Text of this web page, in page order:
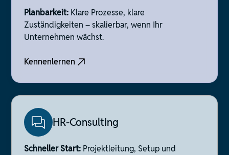
Planbarkeit: Klare Prozesse, klare
Zuständigkeiten – skalierbar, wenn Ihr
Unternehmen wächst.
Kennenlernen
HR-Consulting
Schneller Start: Projektleitung, Setup und